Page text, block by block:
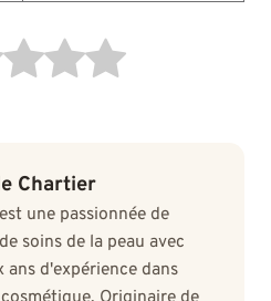
Chartier
une passionnée de
soins de la peau avec
ans d'expérience dans